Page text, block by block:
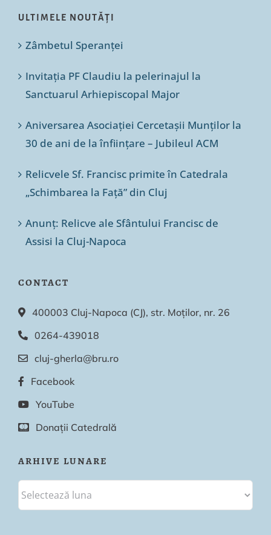
ULTIMELE NOUTĂȚI
Zâmbetul Speranței
Invitația PF Claudiu la pelerinajul la
Sanctuarul Arhiepiscopal Major
Aniversarea Asociației Cercetașii Munților la
30 de ani de la înființare – Jubileul ACM
Relicvele Sf. Francisc primite în Catedrala
„Schimbarea la Față” din Cluj
Anunț: Relicve ale Sfântului Francisc de
Assisi la Cluj-Napoca
CONTACT
400003 Cluj-Napoca (CJ), str. Moților, nr. 26
0264-439018
cluj-gherla@bru.ro
Facebook
YouTube
Donații Catedrală
ARHIVE LUNARE